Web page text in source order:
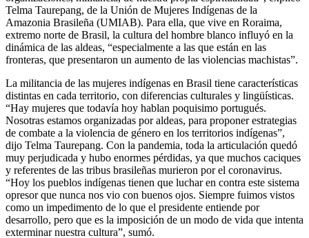
Telma Taurepang, de la Unión de Mujeres Indígenas de la
Amazonia Brasileña (UMIAB). Para ella, que vive en Roraima,
extremo norte de Brasil, la cultura del hombre blanco influyó en la
dinámica de las aldeas, “especialmente a las que están en las
fronteras, que presentaron un aumento de las violencias machistas”.
La militancia de las mujeres indígenas en Brasil tiene características
distintas en cada territorio, con diferencias culturales y lingüísticas.
“Hay mujeres que todavía hoy hablan poquisimo portugués.
Nosotras estamos organizadas por aldeas, para proponer estrategias
de combate a la violencia de género en los territorios indígenas”,
dijo Telma Taurepang. Con la pandemia, toda la articulación quedó
muy perjudicada y hubo enormes pérdidas, ya que muchos caciques
y referentes de las tribus brasileñas murieron por el coronavirus.
“Hoy los pueblos indígenas tienen que luchar en contra este sistema
opresor que nunca nos vio con buenos ojos. Siempre fuimos vistos
como un impedimento de lo que el presidente entiende por
desarrollo, pero que es la imposición de un modo de vida que intenta
exterminar nuestra cultura”, sumó.